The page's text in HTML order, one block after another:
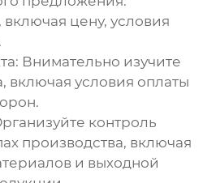
включая цену, условия
Внимательно изучите
включая условия оплаты
контроль
производства, включая
и выходной